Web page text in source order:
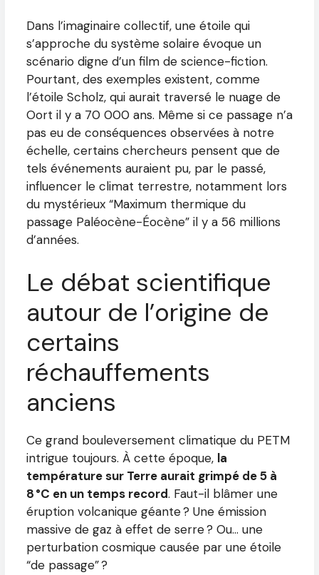
Dans l’imaginaire collectif, une étoile qui
s’approche du système solaire évoque un
scénario digne d’un film de science-fiction.
Pourtant, des exemples existent, comme
l’étoile Scholz, qui aurait traversé le nuage de
Oort il y a 70 000 ans. Même si ce passage n’a
pas eu de conséquences observées à notre
échelle, certains chercheurs pensent que de
tels événements auraient pu, par le passé,
influencer le climat terrestre, notamment lors
du mystérieux “Maximum thermique du
passage Paléocène-Éocène” il y a 56 millions
d’années.
Le débat scientifique
autour de l’origine de
certains
réchauffements
anciens
Ce grand bouleversement climatique du PETM
intrigue toujours. À cette époque, la
température sur Terre aurait grimpé de 5 à
8 °C en un temps record. Faut-il blâmer une
éruption volcanique géante ? Une émission
massive de gaz à effet de serre ? Ou… une
perturbation cosmique causée par une étoile
“de passage” ?